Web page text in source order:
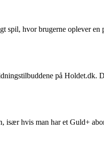
hvor brugerne oplever
på
hvis man har et Guld+